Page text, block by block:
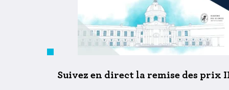
Suivez en direct la remise des prix